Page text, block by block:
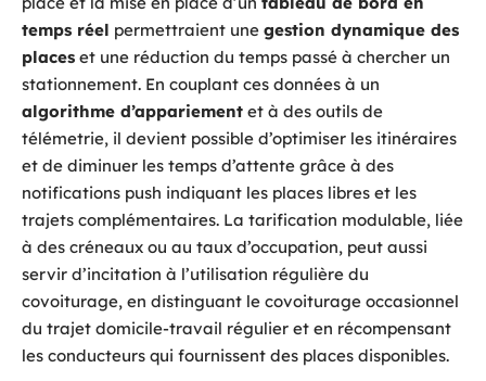
temps réel permettraient une gestion dynamique des
places et une réduction du temps passé à chercher un
stationnement. En couplant ces données à un
algorithme d’appariement et à des outils de
télémetrie, il devient possible d’optimiser les itinéraires
et de diminuer les temps d’attente grâce à des
notifications push indiquant les places libres et les
trajets complémentaires. La tarification modulable, liée
à des créneaux ou au taux d’occupation, peut aussi
servir d’incitation à l’utilisation régulière du
covoiturage, en distinguant le covoiturage occasionnel
du trajet domicile-travail régulier et en récompensant
les conducteurs qui fournissent des places disponibles.